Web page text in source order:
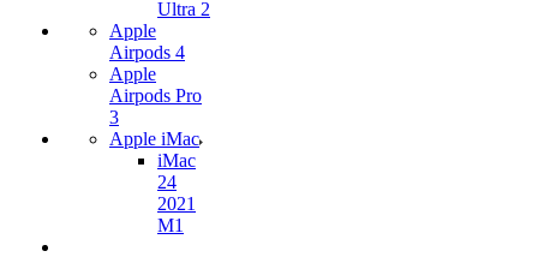
Ultra 2
Apple
Airpods 4
Apple
Airpods Pro
3
Apple iMac
iMac
24
2021
M1